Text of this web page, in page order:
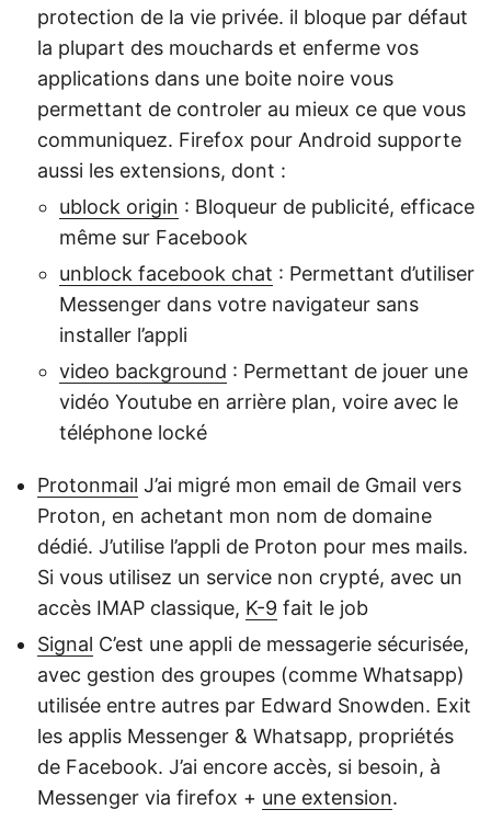
protection de la vie privée. il bloque par défaut
la plupart des mouchards et enferme vos
applications dans une boite noire vous
permettant de controler au mieux ce que vous
communiquez. Firefox pour Android supporte
aussi les extensions, dont :
ublock origin : Bloqueur de publicité, efficace
même sur Facebook
unblock facebook chat : Permettant d’utiliser
Messenger dans votre navigateur sans
installer l’appli
video background : Permettant de jouer une
vidéo Youtube en arrière plan, voire avec le
téléphone locké
Protonmail J’ai migré mon email de Gmail vers
Proton, en achetant mon nom de domaine
dédié. J’utilise l’appli de Proton pour mes mails.
Si vous utilisez un service non crypté, avec un
accès IMAP classique, K-9 fait le job
Signal C’est une appli de messagerie sécurisée,
avec gestion des groupes (comme Whatsapp)
utilisée entre autres par Edward Snowden. Exit
les applis Messenger & Whatsapp, propriétés
de Facebook. J’ai encore accès, si besoin, à
Messenger via firefox + une extension.